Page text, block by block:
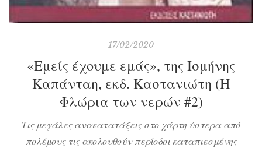
17/02/2020
«Εμείς έχουμε εμάς», της Ισμήνης
Καπάνταη, εκδ. Καστανιώτη (Η
Φλώρια των νερών #2)
Τις μεγάλες ανακατατάξεις στο χάρτη ύστερα από
πολέμους τις ακολουθούν περίοδοι καταπιεσμένης